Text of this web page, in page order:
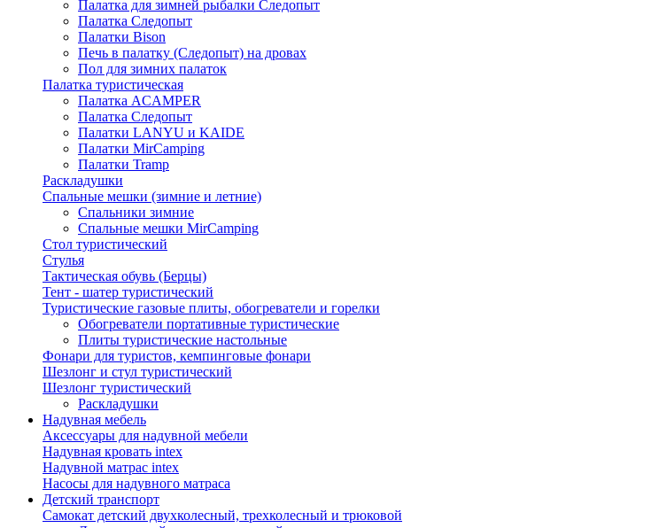
Палатка для зимней рыбалки Следопыт
Палатка Следопыт
Палатки Bison
Печь в палатку (Следопыт) на дровах
Пол для зимних палаток
Палатка туристическая
Палатка ACAMPER
Палатка Следопыт
Палатки LANYU и KAIDE
Палатки MirCamping
Палатки Tramp
Раскладушки
Спальные мешки (зимние и летние)
Спальники зимние
Спальные мешки MirCamping
Стол туристический
Стулья
Тактическая обувь (Берцы)
Тент - шатер туристический
Туристические газовые плиты, обогреватели и горелки
Обогреватели портативные туристические
Плиты туристические настольные
Фонари для туристов, кемпинговые фонари
Шезлонг и стул туристический
Шезлонг туристический
Раскладушки
Надувная мебель
Аксессуары для надувной мебели
Надувная кровать intex
Надувной матрас intex
Насосы для надувного матраса
Детский транспорт
Самокат детский двухколесный, трехколесный и трюковой